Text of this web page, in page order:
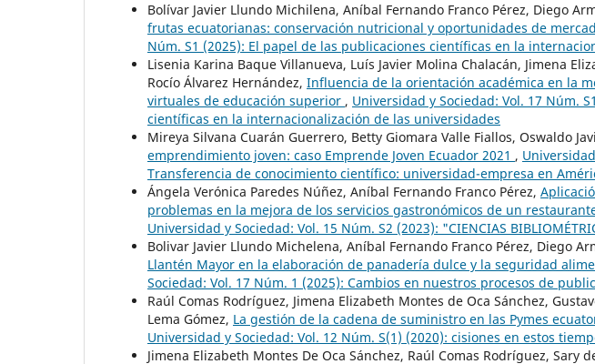
Bolívar Javier Llundo Michilena, Aníbal Fernando Franco Pérez, Diego
frutas ecuatorianas: conservación nutricional y oportunidades de
Núm. S1 (2025): El papel de las publicaciones científicas en la
Lisenia Karina Baque Villanueva, Luís Javier Molina Chalacán, Jimena
Rocío Álvarez Hernández, Influencia de la orientación académica en la
virtuales de educación superior , Universidad y Sociedad: Vol. 17 Núm.
científicas en la internacionalización de las universidades
Mireya Silvana Cuarán Guerrero, Betty Giomara Valle Fiallos, Oswaldo
emprendimiento joven: caso Emprende Joven Ecuador 2021 ,
Transferencia de conocimiento científico: universidad-empresa en
Ángela Verónica Paredes Núñez, Aníbal Fernando Franco Pérez,
problemas en la mejora de los servicios gastronómicos de un
Universidad y Sociedad: Vol. 15 Núm. S2 (2023): "CIENCIAS
Bolivar Javier Llundo Michelena, Aníbal Fernando Franco Pérez, Diego
Llantén Mayor en la elaboración de panadería dulce y la seguridad
Sociedad: Vol. 17 Núm. 1 (2025): Cambios en nuestros procesos de
Raúl Comas Rodríguez, Jimena Elizabeth Montes de Oca Sánchez,
Lema Gómez, La gestión de la cadena de suministro en las Pymes
Universidad y Sociedad: Vol. 12 Núm. S(1) (2020): cisiones en estos
Jimena Elizabeth Montes De Oca Sánchez, Raúl Comas Rodríguez, Sary